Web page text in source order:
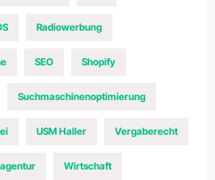
Radiowerbung
SEO Shopify
Suchmaschinenoptimierung
USM Haller Vergaberecht
Wirtschaft